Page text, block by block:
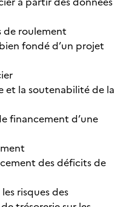
de roulement
fondé d’un projet
et la soutenabilité de la
financement d’une
des déficits de
risques des